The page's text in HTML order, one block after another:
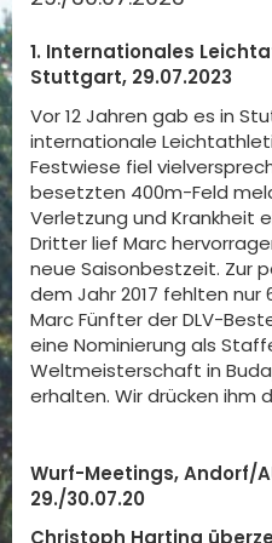
1. Internationales
Stuttgart, 29.07.2023
Vor 12 Jahren gab es in
internationale
Festwiese fiel
besetzten 400m-Feld
Verletzung und Krankheit
Dritter lief Marc
neue Saisonbestzeit. Zur
dem Jahr 2017 fehlten nur
Marc Fünfter der DLV-
eine Nominierung als
Weltmeisterschaft in
erhalten. Wir drücken ihm
Wurf-Meetings, Andorf/
29./30.07.20
Christoph Harting